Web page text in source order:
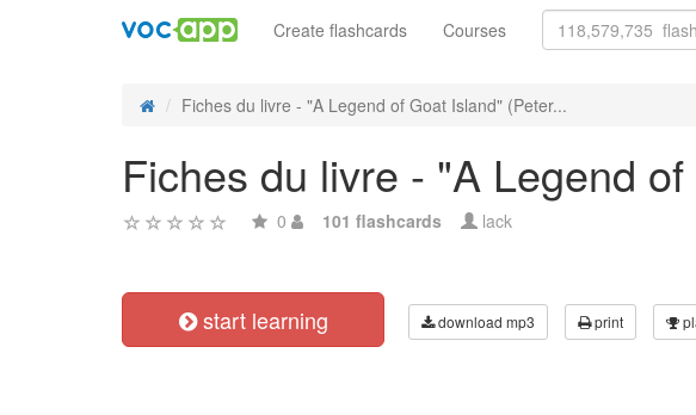
Create flashcards Courses
Fiches du livre - "A Legend of Goat Island" (Peter...
Fiches du livre - "A Legend
0 101 flashcards lack
start learning download mp3 print